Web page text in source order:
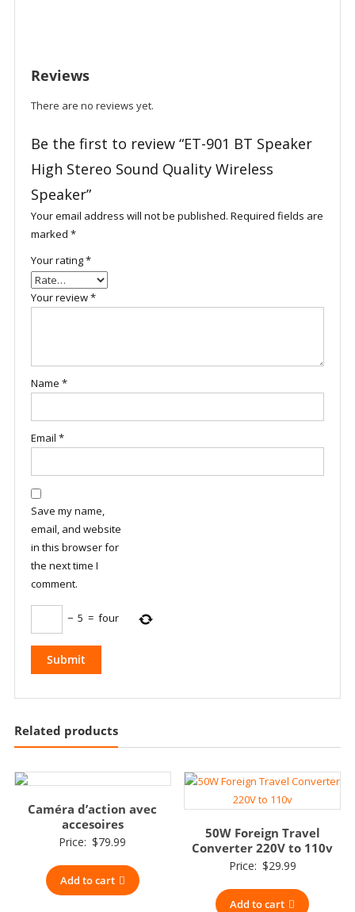
Reviews
There are no reviews yet.
Be the first to review “ET-901 BT Speaker
High Stereo Sound Quality Wireless
Speaker”
Your email address will not be published. Required fields are
marked *
Your rating*
Your review*
Name *
Email *
Save my name,
email, and website
in this browser for
the next time I
comment.
− 5 = four
Related products
Caméra d’action avec
accesoires
Price: $79.99
Add to cart
50W Foreign Travel
Converter 220V to 110v
Price: $29.99
Add to cart